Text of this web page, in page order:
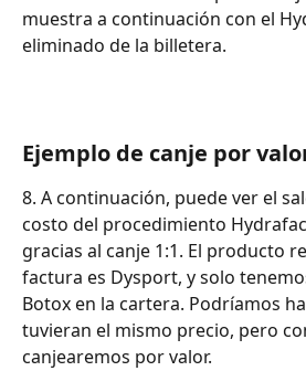
muestra a continuación con el
eliminado de la billetera.
Ejemplo de canje por
8. A continuación, puede ver el
costo del procedimiento
gracias al canje 1:1. El producto
factura es Dysport, y solo
Botox en la cartera. Podríamos
tuvieran el mismo precio, pero
canjearemos por valor.